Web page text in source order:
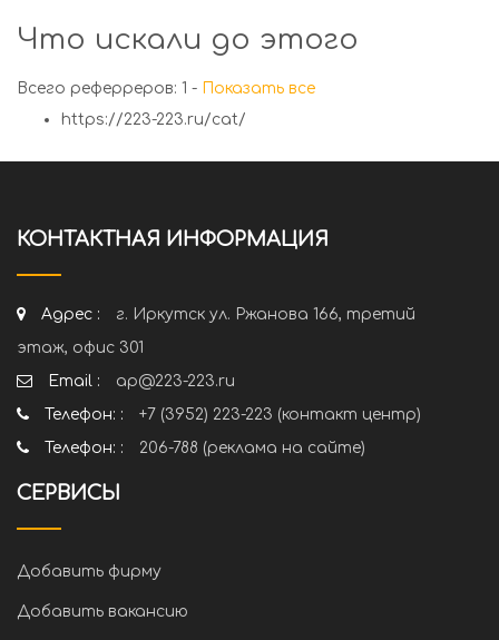
Что искали до этого
Всего реферреров: 1 - Показать все
https://223-223.ru/cat/
КОНТАКТНАЯ ИНФОРМАЦИЯ
Адрес :
г. Иркутск ул. Ржанова 166, третий
этаж, офис 301
Email :
ap@223-223.ru
Телефон: :
+7 (3952) 223-223 (контакт центр)
Телефон: :
206-788 (реклама на сайте)
СЕРВИСЫ
Добавить фирму
Добавить вакансию